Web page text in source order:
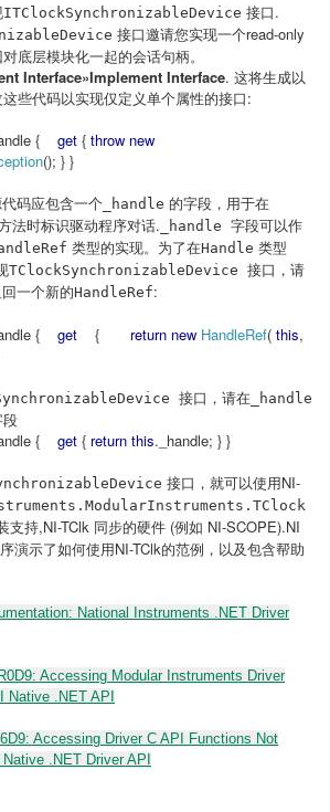
ITClockSynchronizableDevice 接口.
接口邀请您实现一个read-only
底层模块化一起的会话句柄。
Interface»Implement Interface. 这将生成以
些代码以实现仅定义单个属性的接口:
{ get { throw new
(); } }
码应包含一个 _handle 的字段，用于在
法时标识驱动程序对话. _handle 字段可以作
类型的实现。为了在Handle 类型
TClockSynchronizableDevice 接口，请
一个新的HandleRef:
{ get { return new HandleRef( this,
接口，请在 _handle
{ get { return this._handle; } }
接口，就可以使用NI-
支持,NI-TClk 同步的硬件 (例如 NI-SCOPE).NI
演示了如何使用NI-TClk的范例，以及包含帮助
National Instruments .NET Driver
Accessing Modular Instruments Driver
Native .NET API
Accessing Driver C API Functions Not
.NET Driver API